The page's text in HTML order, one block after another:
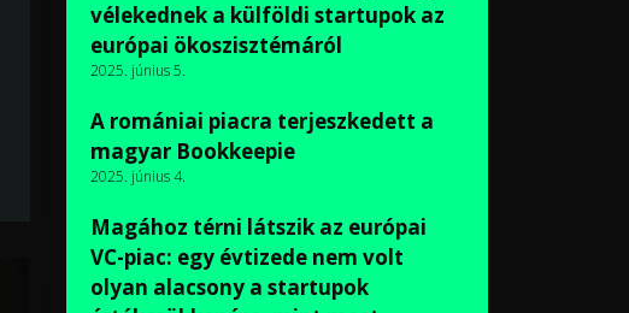
vélekednek a külföldi startupok az
európai ökoszisztémáról
2025. június 5.
A romániai piacra terjeszkedett a
magyar Bookkeepie
2025. június 4.
Magához térni látszik az európai
VC-piac: egy évtizede nem volt
olyan alacsony a startupok